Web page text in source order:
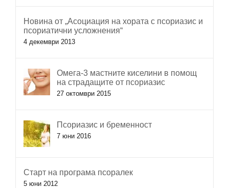
Новина от „Асоциация на хората с псориазис и
псориатични усложнения“
4 декември 2013
Омега-3 мастните киселини в помощ
на страдащите от псориазис
27 октомври 2015
Псориазис и бременност
7 юни 2016
Старт на програма псоралек
5 юни 2012